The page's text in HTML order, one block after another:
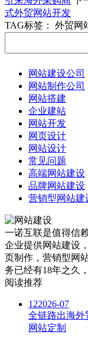
式外贸网站开发
TAG标签：
外贸网
网站建设公司
网站制作公司
网站搭建
企业建站
网站开发
网页设计
网站设计
常见问题
高端网站建设
品牌网站建设
营销型网站建
一诺互联是值得信
企业提供网站建设
页制作，营销型网
务已经有18年之久
阅读推荐
122026-07
全链路出海外
网站定制